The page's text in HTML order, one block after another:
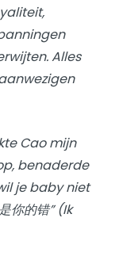
Alles
Cao mijn
benaderde
je baby niet
你的错” (Ik